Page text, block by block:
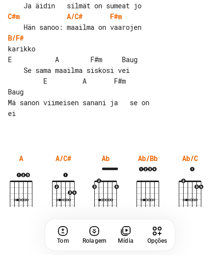
C#m
A/C#
F#m
B/F#
karikko
E           A        F#m     Baug
Baug
Mä sanon viimeisen sanani ja   se on
ei
A A/C# Ab Ab/Bb Ab/C
Tom Rolagem Mídia Opções